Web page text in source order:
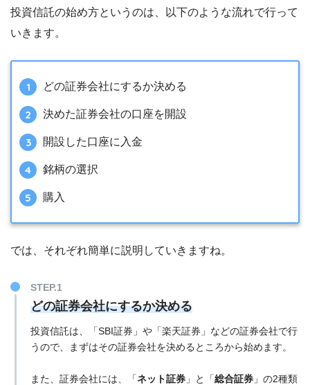
投資信託の始め方というのは、以下のような流れで行って
いきます。
どの証券会社にするか決める
決めた証券会社の口座を開設
開設した口座に入金
銘柄の選択
購入
では、それぞれ簡単に説明していきますね。
どの証券会社にするか決める
投資信託は、「SBI証券」や「楽天証券」などの証券会社で行
うので、まずはその証券会社を決めるところから始めます。
また、証券会社には、「ネット証券」と「総合証券」の2種類